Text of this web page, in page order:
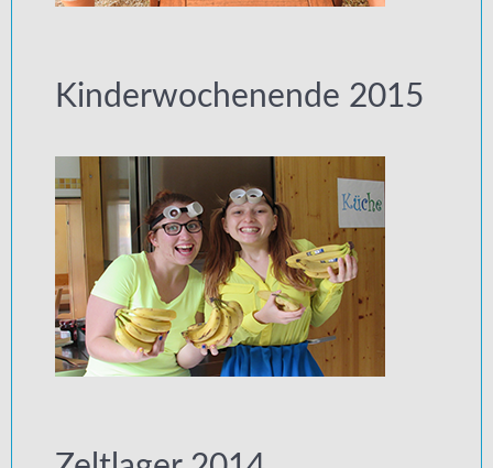
Kinderwochenende 2015